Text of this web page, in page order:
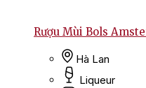
Rượu Mùi Bols
Hà Lan
Liqueur